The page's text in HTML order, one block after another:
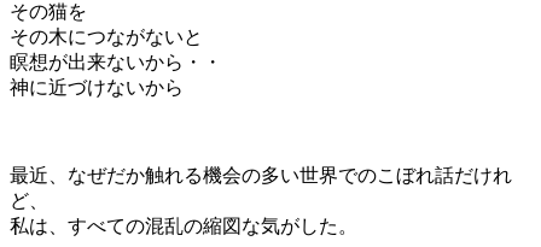
その猫を
その木につながないと
瞑想が出来ないから・・
神に近づけないから
最近、なぜだか触れる機会の多い世界でのこぼれ話だけれ
ど、
私は、すべての混乱の縮図な気がした。